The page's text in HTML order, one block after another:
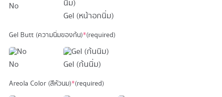
No
Gel (หน้าอกนิ่ม)
Gel Butt (ความนิ่มของก้น)*(required)
No Gel (ก้นนิ่ม)
Areola Color (สีหัวนม)*(required)